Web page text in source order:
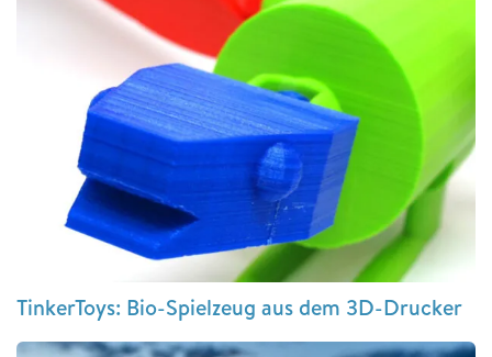
TinkerToys: Bio-Spielzeug aus dem 3D-Drucker